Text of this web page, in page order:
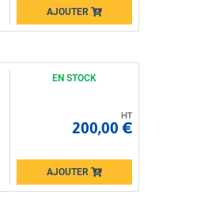
AJOUTER
Loading...
EN STOCK
HT
200,00 €
AJOUTER
Loading...